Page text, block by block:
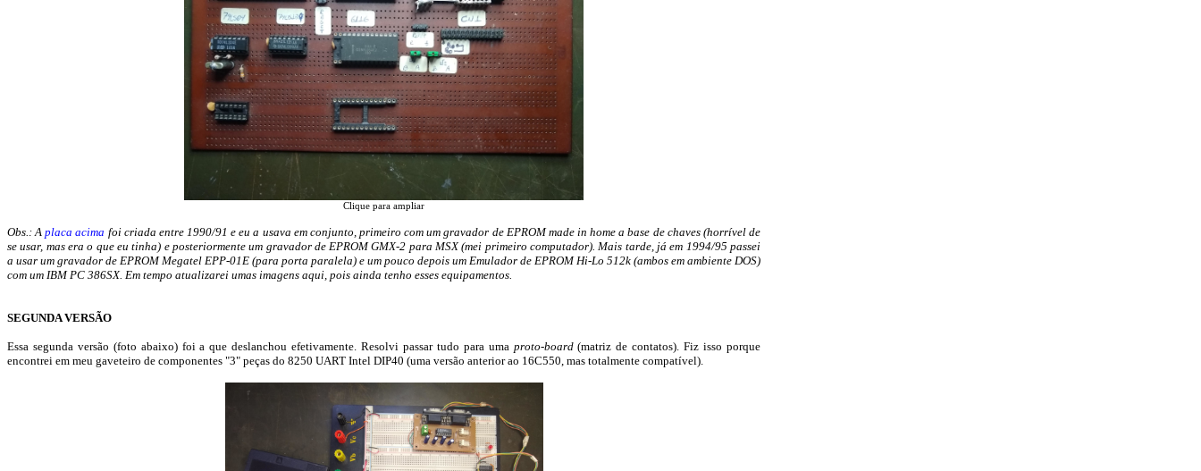
Clique para ampliar
Obs.: Aplaca acima foi criada entre 1990/91 e eu a usava em conjunto, primeiro com um gravador de EPROM made in home a base de chaves (horrível de
se usar, mas era o que eu tinha) e posteriormente um gravador de EPROM GMX-2 para MSX (mei primeiro computador). Mais tarde, já em 1994/95 passei
a usar um gravador de EPROM Megatel EPP-01E (para porta paralela) e um pouco depois um Emulador de EPROM Hi-Lo 512k (ambos em ambiente DOS)
com um IBM PC 386SX. Em tempo atualizarei umas imagens aqui, pois ainda tenho esses equipamentos.
SEGUNDA VERSÃO
Essa segunda versão (foto abaixo) foi a que deslanchou efetivamente. Resolvi passar tudo para uma proto-board(matriz de contatos). Fiz isso porque
encontrei em meu gaveteiro de componentes "3" peças do 8250 UART Intel DIP40 (uma versão anterior ao 16C550, mas totalmente compatível).